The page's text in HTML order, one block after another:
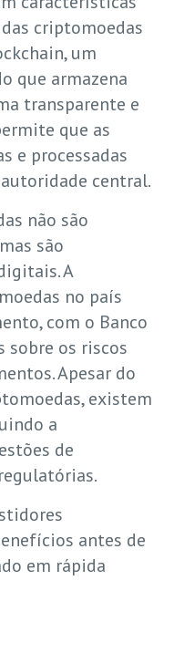
criptomoedas
um
que armazena
transparente e
que as
e processadas
central.
não são
são
A
no país
com o Banco
os riscos
Apesar do
existem
a
de
antes de
em rápida